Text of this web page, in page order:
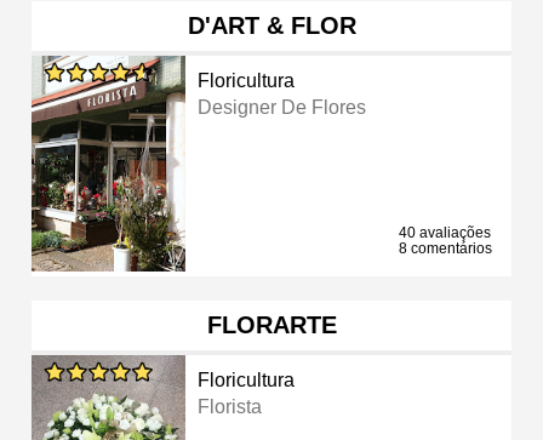
D'ART & FLOR
Floricultura
Designer De Flores
40 avaliações
8 comentários
FLORARTE
Floricultura
Florista